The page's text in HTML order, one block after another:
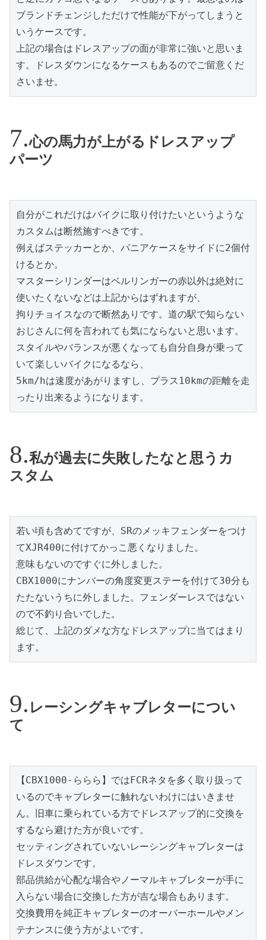
ブランドチェンジしただけで性能が下がってしまうと
いうケースです。
上記の場合はドレスアップの面が非常に強いと思いま
す。ドレスダウンになるケースもあるのでご留意くだ
さいませ。
心の馬力が上がるドレスアップ
パーツ
自分がこれだけはバイクに取り付けたいというような
カスタムは断然施すべきです。
例えばステッカーとか、パニアケースをサイドに2個付
けるとか。
マスターシリンダーはベルリンガーの赤以外は絶対に
使いたくないなどは上記からはずれますが、
拘りチョイスなので断然ありです。道の駅で知らない
おじさんに何を言われても気にならないと思います。
スタイルやバランスが悪くなっても自分自身が乗って
いて楽しいバイクになるなら、
5km/hは速度があがりますし、プラス10kmの距離を走
ったり出来るようになります。
私が過去に失敗したなと思うカ
スタム
若い頃も含めてですが、SRのメッキフェンダーをつけ
てXJR400に付けてかっこ悪くなりました。
意味もないのですぐに外しました。
CBX1000にナンバーの角度変更ステーを付けて30分も
たたないうちに外しました。フェンダーレスではない
ので不釣り合いでした。
総じて、上記のダメな方なドレスアップに当てはまり
ます。
レーシングキャブレターについ
て
【CBX1000-ららら】ではFCRネタを多く取り扱って
いるのでキャブレターに触れないわけにはいきませ
ん。旧車に乗られている方でドレスアップ的に交換を
するなら避けた方が良いです。
セッティングされていないレーシングキャブレターは
ドレスダウンです。
部品供給が心配な場合やノーマルキャブレターが手に
入らない場合に交換した方が吉な場合もあります。
交換費用を純正キャブレターのオーバーホールやメン
テナンスに使う方がよいです。